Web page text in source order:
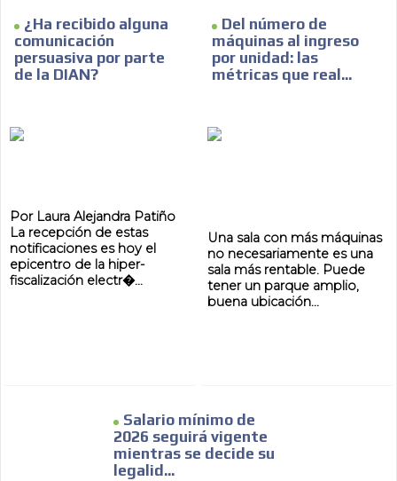
¿Ha recibido alguna
comunicación
persuasiva por parte
de la DIAN?
Por Laura Alejandra Patiño
La recepción de estas
notificaciones es hoy el
epicentro de la hiper-
fiscalización electr�...
Del número de
máquinas al ingreso
por unidad: las
métricas que real...
Una sala con más máquinas
no necesariamente es una
sala más rentable. Puede
tener un parque amplio,
buena ubicación...
Salario mínimo de
2026 seguirá vigente
mientras se decide su
legalid...